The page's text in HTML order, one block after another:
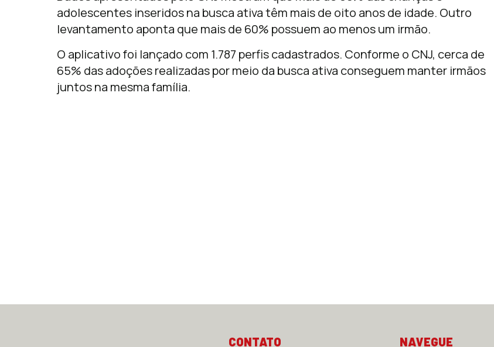
adolescentes inseridos na busca ativa têm mais de oito anos de idade. Outro
levantamento aponta que mais de 60% possuem ao menos um irmão.
O aplicativo foi lançado com 1.787 perfis cadastrados. Conforme o CNJ, cerca de
65% das adoções realizadas por meio da busca ativa conseguem manter irmãos
juntos na mesma família.
CONTATO NAVEGUE